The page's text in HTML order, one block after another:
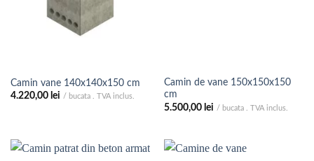
Camin vane 140x140x150 cm
4.220,00 lei / bucata . TVA inclus.
Camin de vane 150x150x150
cm
5.500,00 lei / bucata . TVA inclus.